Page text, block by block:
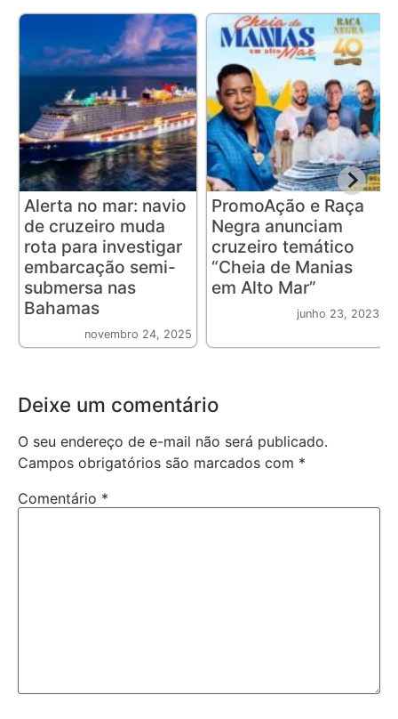
Alerta no mar: navio
de cruzeiro muda
rota para investigar
embarcação semi-
submersa nas
Bahamas
novembro 24, 2025
PromoAção e Raça
Negra anunciam
cruzeiro temático
“Cheia de Manias
em Alto Mar”
junho 23, 2023
Deixe um comentário
O seu endereço de e-mail não será publicado.
Campos obrigatórios são marcados com *
Comentário *